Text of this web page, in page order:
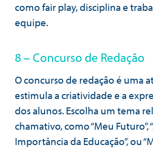
como fair play, disciplina e
equipe.
8 – Concurso de Redação
O concurso de redação é uma
estimula a criatividade e a
dos alunos. Escolha um tema
chamativo, como “Meu Futuro”,
Importância da Educação”, ou